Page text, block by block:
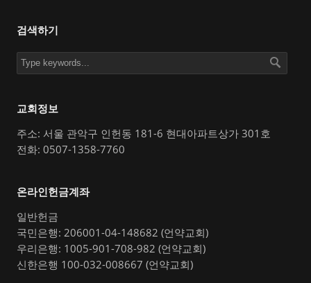
검색하기
교회정보
주소: 서울 관악구 인헌동 181-6 현대아파트상가 301호
전화: 0507-1358-7760
온라인헌금계좌
일반헌금
국민은행: 206001-04-148682 (언약교회)
우리은행: 1005-901-708-982 (언약교회)
신한은행 100-032-008667 (언약교회)